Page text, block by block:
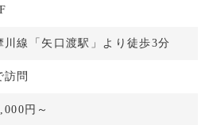
川線「矢口渡駅」より徒歩3分
訪問
円～